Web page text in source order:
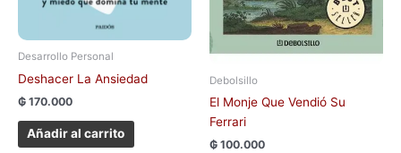
Desarrollo Personal
Deshacer La Ansiedad
₲ 170.000
Añadir al carrito
Debolsillo
El Monje Que Vendió Su
Ferrari
₲ 100.000